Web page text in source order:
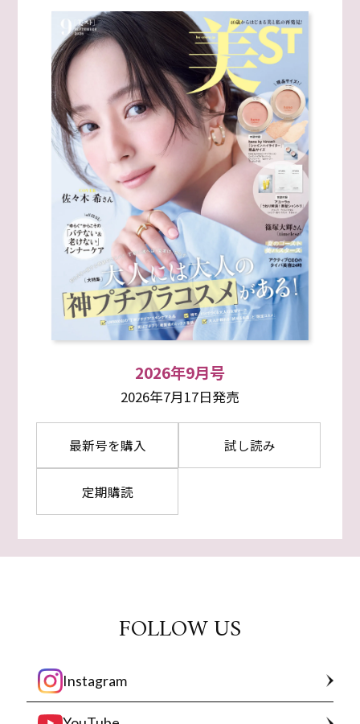
2026年9月号
2026年7月17日発売
最新号を購入 試し読み
定期購読
FOLLOW US
Instagram